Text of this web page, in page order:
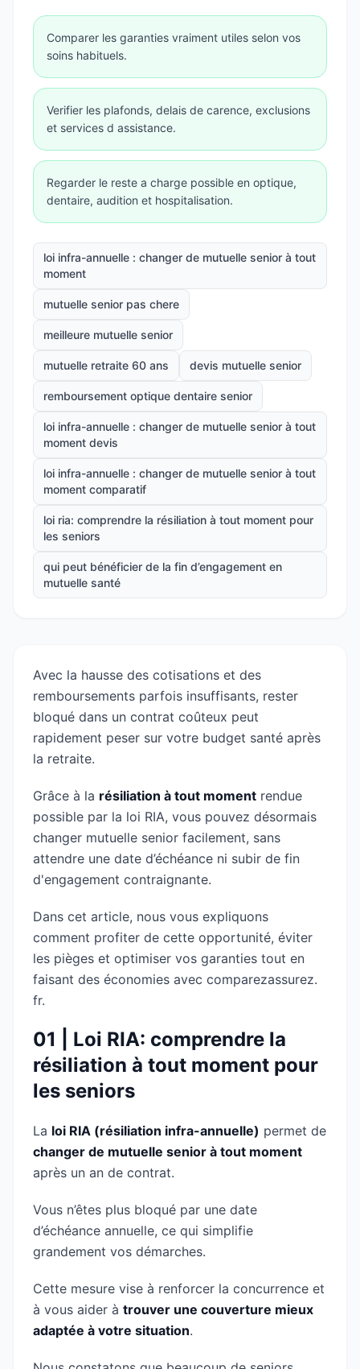
Comparer les garanties vraiment utiles selon vos
soins habituels.
Verifier les plafonds, delais de carence, exclusions
et services d assistance.
Regarder le reste a charge possible en optique,
dentaire, audition et hospitalisation.
loi infra-annuelle : changer de mutuelle senior à tout
moment
mutuelle senior pas chere
meilleure mutuelle senior
mutuelle retraite 60 ans devis mutuelle senior
remboursement optique dentaire senior
loi infra-annuelle : changer de mutuelle senior à tout
moment devis
loi infra-annuelle : changer de mutuelle senior à tout
moment comparatif
loi ria: comprendre la résiliation à tout moment pour
les seniors
qui peut bénéficier de la fin d’engagement en
mutuelle santé
Avec la hausse des cotisations et des
remboursements parfois insuffisants, rester
bloqué dans un contrat coûteux peut
rapidement peser sur votre budget santé après
la retraite.
Grâce à la résiliation à tout moment rendue
possible par la loi RIA, vous pouvez désormais
changer mutuelle senior facilement, sans
attendre une date d’échéance ni subir de fin
d'engagement contraignante.
Dans cet article, nous vous expliquons
comment profiter de cette opportunité, éviter
les pièges et optimiser vos garanties tout en
faisant des économies avec comparezassurez.
fr.
01 | Loi RIA: comprendre la
résiliation à tout moment pour
les seniors
La loi RIA (résiliation infra-annuelle) permet de
changer de mutuelle senior à tout moment
après un an de contrat.
Vous n’êtes plus bloqué par une date
d’échéance annuelle, ce qui simplifie
grandement vos démarches.
Cette mesure vise à renforcer la concurrence et
à vous aider à trouver une couverture mieux
adaptée à votre situation.